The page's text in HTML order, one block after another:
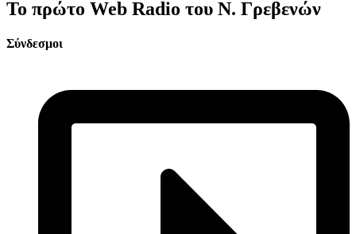
Το πρώτο Web Radio του Ν. Γρεβενών
Σύνδεσμοι